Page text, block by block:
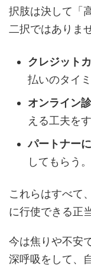
択肢は決して「
二択ではありま
クレジット
払いのタイ
オンライン
える工夫をす
パートナー
してもらう。
これらはすべて
に行使できる正
今は焦りや不安
深呼吸をして、